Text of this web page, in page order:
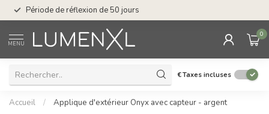
Période de réflexion de 50 jours
MENU
0
€Taxes incluses
Accueil / Applique d'extérieur Onyx avec capteur - argent